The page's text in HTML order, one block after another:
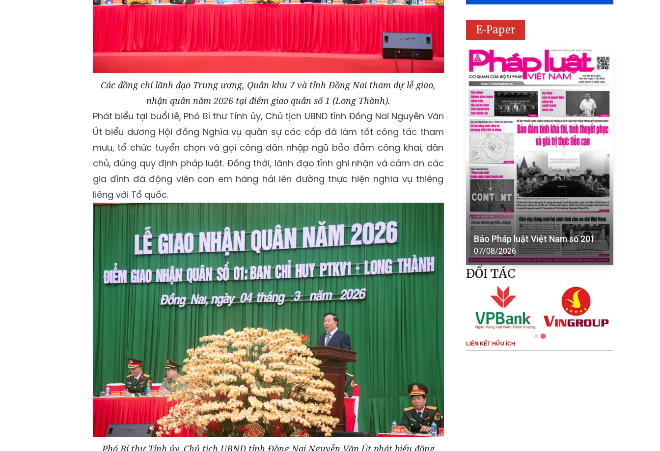
Các đồng chí lãnh đạo Trung ương, Quân khu 7 và tỉnh Đồng Nai tham dự lễ giao,
nhận quân năm 2026 tại điểm giao quân số 1 (Long Thành).
Phát biểu tại buổi lễ, Phó Bí thư Tỉnh ủy, Chủ tịch UBND tỉnh Đồng Nai Nguyễn Văn
Út biểu dương Hội đồng Nghĩa vụ quân sự các cấp đã làm tốt công tác tham
mưu, tổ chức tuyển chọn và gọi công dân nhập ngũ bảo đảm công khai, dân
chủ, đúng quy định pháp luật. Đồng thời, lãnh đạo tỉnh ghi nhận và cảm ơn các
gia đình đã động viên con em hăng hái lên đường thực hiện nghĩa vụ thiêng
liêng với Tổ quốc.
Phó Bí thư Tỉnh ủy, Chủ tịch UBND tỉnh Đồng Nai Nguyễn Văn Út phát biểu động
E-Paper
Báo Pháp luật Việt Nam số 201
07/08/2026
ĐỐI TÁC
LIÊN KẾT HỮU ÍCH